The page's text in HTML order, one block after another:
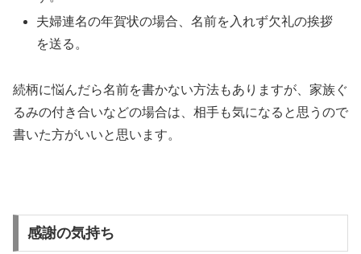
夫婦連名の年賀状の場合、名前を入れず欠礼の挨拶
を送る。
続柄に悩んだら名前を書かない方法もありますが、家族ぐ
るみの付き合いなどの場合は、相手も気になると思うので
書いた方がいいと思います。
感謝の気持ち